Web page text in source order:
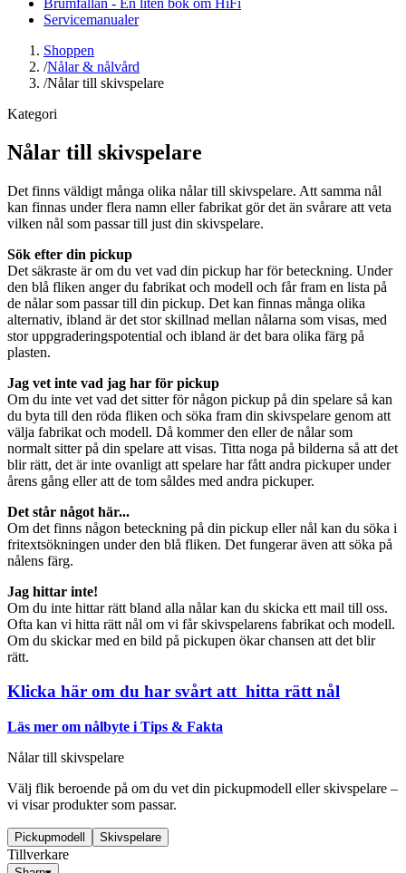
Servicemanualer
Shoppen
/Nålar & nålvård
/Nålar till skivspelare
Kategori
Nålar till skivspelare
Det finns väldigt många olika nålar till skivspelare. Att samma nål
kan finnas under flera namn eller fabrikat gör det än svårare att veta
vilken nål som passar till just din skivspelare.
Sök efter din pickup
Det säkraste är om du vet vad din pickup har för beteckning. Under
den blå fliken anger du fabrikat och modell och får fram en lista på
de nålar som passar till din pickup. Det kan finnas många olika
alternativ, ibland är det stor skillnad mellan nålarna som visas, med
stor uppgraderingspotential och ibland är det bara olika färg på
plasten.
Jag vet inte vad jag har för pickup
Om du inte vet vad det sitter för någon pickup på din spelare så kan
du byta till den röda fliken och söka fram din skivspelare genom att
välja fabrikat och modell. Då kommer den eller de nålar som
normalt sitter på din spelare att visas. Titta noga på bilderna så att det
blir rätt, det är inte ovanligt att spelare har fått andra pickuper under
årens gång eller att de tom såldes med andra pickuper.
Det står något här...
Om det finns någon beteckning på din pickup eller nål kan du söka i
fritextsökningen under den blå fliken. Det fungerar även att söka på
nålens färg.
Jag hittar inte!
Om du inte hittar rätt bland alla nålar kan du skicka ett mail till oss.
Ofta kan vi hitta rätt nål om vi får skivspelarens fabrikat och modell.
Om du skickar med en bild på pickupen ökar chansen att det blir
rätt.
Klicka här om du har svårt att hitta rätt nål
Läs mer om nålbyte i Tips & Fakta
Nålar till skivspelare
Välj flik beroende på om du vet din pickupmodell eller skivspelare –
vi visar produkter som passar.
Pickupmodell Skivspelare
Tillverkare